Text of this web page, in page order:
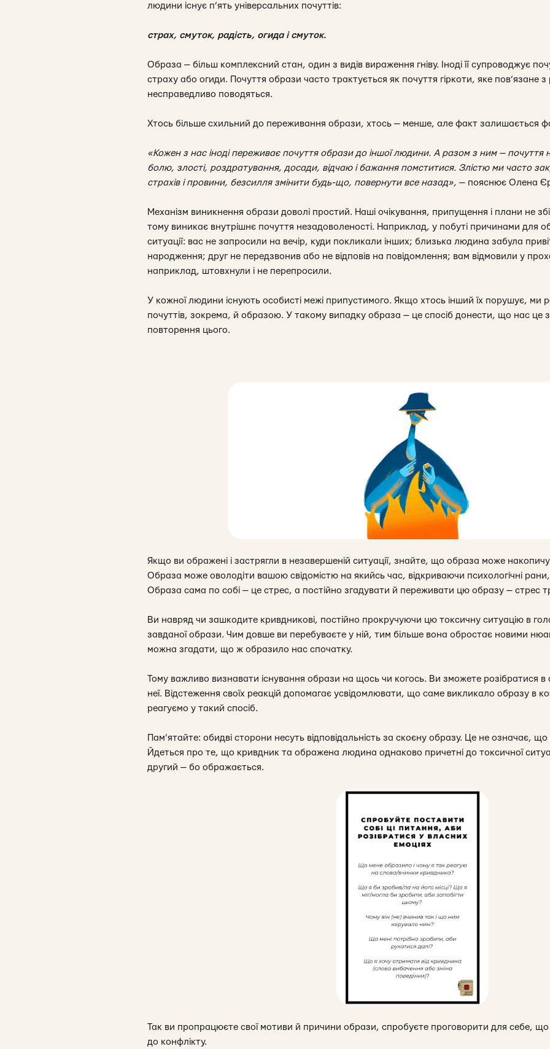
людини існує п’ять універсальних почуттів:
страх, смуток, радість, огида і смуток.
Образа — більш комплексний стан, один з видів вираження гніву. Іноді її супроводжує
страху або огиди. Почуття образи часто трактується як почуття гіркоти, яке пов’язане
несправедливо поводяться.
Хтось більше схильний до переживання образи, хтось — менше, але факт залишається
«Кожен з нас іноді переживає почуття образи до іншої людини. А разом з ним — почуття
болю, злості, роздратування, досади, відчаю і бажання помститися. Злістю ми часто
страхів і провини, безсилля змінити будь-що, повернути все назад», — пояснює Олена
Механізм виникнення образи доволі простий. Наші очікування, припущення і плани не
тому виникає внутрішнє почуття незадоволеності. Наприклад, у побуті причинами для
ситуації: вас не запросили на вечір, куди покликали інших; близька людина забула
народження; друг не передзвонив або не відповів на повідомлення; вам відмовили у
наприклад, штовхнули і не перепросили.
У кожної людини існують особисті межі припустимого. Якщо хтось інший їх порушує, ми
почуттів, зокрема, й образою. У такому випадку образа — це спосіб донести, що нас це
повторення цього.
Якщо ви ображені і застрягли в незавершеній ситуації, знайте, що образа може
Образа може оволодіти вашою свідомістю на якийсь час, відкриваючи психологічні рани,
Образа сама по собі — це стрес, а постійно згадувати й переживати цю образу — стрес
Ви навряд чи зашкодите кривдникові, постійно прокручуючи цю токсичну ситуацію в
завданої образи. Чим довше ви перебуваєте у ній, тим більше вона обростає новими
можна згадати, що ж образило нас спочатку.
Тому важливо визнавати існування образи на щось чи когось. Ви зможете розібратися в
неї. Відстеження своїх реакцій допомагає усвідомлювати, що саме викликало образу в
реагуємо у такий спосіб.
Пам’ятайте: обидві сторони несуть відповідальність за скоєну образу. Це не означає,
Йдеться про те, що кривдник та ображена людина однаково причетні до токсичної
другий — бо ображається.
Так ви пропрацюєте свої мотиви й причини образи, спробуєте проговорити для себе,
до конфлікту.